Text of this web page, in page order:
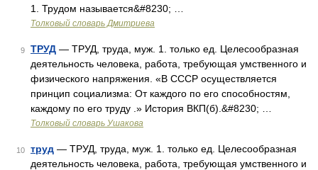
1. Трудом называется&#8230; …
Толковый словарь Дмитриева
9 ТРУД — ТРУД, труда, муж. 1. только ед. Целесообразная
деятельность человека, работа, требующая умственного и
физического напряжения. «В СССР осуществляется
принцип социализма: От каждого по его способностям,
каждому по его труду .» История ВКП(б).&#8230; …
Толковый словарь Ушакова
10 труд — ТРУД, труда, муж. 1. только ед. Целесообразная
деятельность человека, работа, требующая умственного и